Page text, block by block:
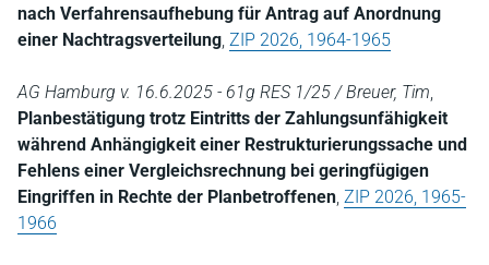
nach Verfahrensaufhebung für Antrag auf Anordnung
einer Nachtragsverteilung, ZIP 2026, 1964-1965
AG Hamburg v. 16.6.2025 - 61g RES 1/25 / Breuer, Tim,
Planbestätigung trotz Eintritts der Zahlungsunfähigkeit
während Anhängigkeit einer Restrukturierungssache und
Fehlens einer Vergleichsrechnung bei geringfügigen
Eingriffen in Rechte der Planbetroffenen, ZIP 2026, 1965-
1966